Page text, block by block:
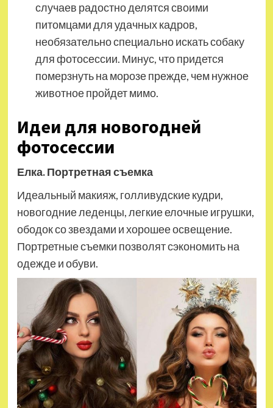
случаев радостно делятся своими
питомцами для удачных кадров,
необязательно специально искать собаку
для фотосессии. Минус, что придется
померзнуть на морозе прежде, чем нужное
животное пройдет мимо.
Идеи для новогодней
фотосессии
Елка. Портретная съемка
Идеальный макияж, голливудские кудри,
новогодние леденцы, легкие елочные игрушки,
ободок со звездами и хорошее освещение.
Портретные съемки позволят сэкономить на
одежде и обуви.